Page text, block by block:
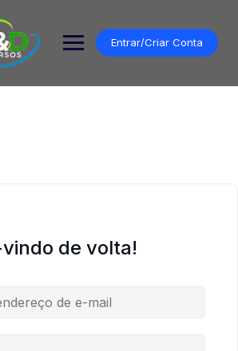
Entrar/Criar Conta
de volta!